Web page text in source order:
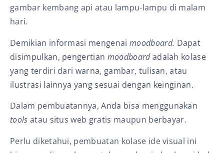
gambar kembang api atau lampu-lampu di malam
hari.
Demikian informasi mengenai moodboard. Dapat
disimpulkan, pengertian moodboardadalah kolase
yang terdiri dari warna, gambar, tulisan, atau
ilustrasi lainnya yang sesuai dengan keinginan.
Dalam pembuatannya, Anda bisa menggunakan
tools atau situs web gratis maupun berbayar.
Perlu diketahui, pembuatan kolase ide visual ini